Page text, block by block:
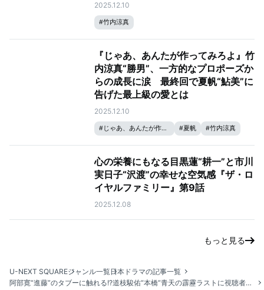
2025.12.10
#竹内涼真
『じゃあ、あんたが作ってみろよ』竹
内涼真“勝男”、一方的なプロポーズか
らの成長に涙 最終回で夏帆“鮎美”に
告げた最上級の愛とは
2025.12.10
#じゃあ、あんたが作ってみろよ #夏帆 #竹内涼真
心の栄養にもなる目黒蓮“耕一”と市川
実日子“沢渡”の幸せな空気感『ザ・ロ
イヤルファミリー』第9話
2025.12.08
もっと見る
U-NEXT SQUAREジャンル一覧日本ドラマの記事一覧
阿部寛“進藤”のタブーに触れる!?道枝駿佑“本橋”青天の霹靂ラストに視聴者騒然『キャスター』第8話